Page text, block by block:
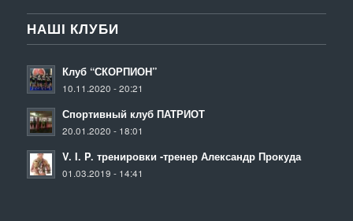
НАШІ КЛУБИ
Клуб “СКОРПИОН”
10.11.2020 - 20:21
Спортивный клуб ПАТРИОТ
20.01.2020 - 18:01
V. I. P. тренировки -тренер Александр Прокуда
01.03.2019 - 14:41